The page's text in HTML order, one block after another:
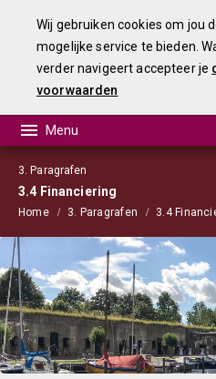
Wij gebruiken cookies om jou
mogelijke service te bieden.
verder navigeert accepteer je
voorwaarden
3. Paragrafen
3.4 Financiering
Home 3. Paragrafen 3.4